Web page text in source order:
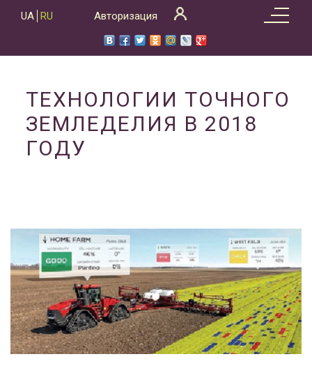
UA RU Авторизация
ТЕХНОЛОГИИ ТОЧНОГО
ЗЕМЛЕДЕЛИЯ В 2018
ГОДУ